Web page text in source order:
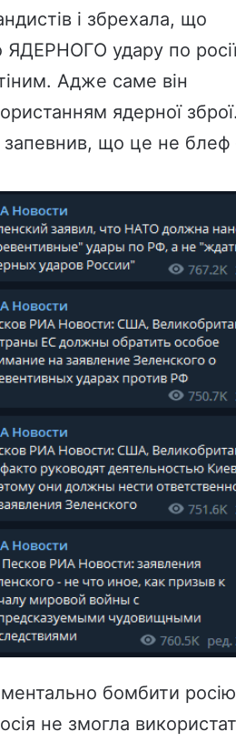
і збрехала, що
ЯДЕРНОГО удару по
Адже саме він
ядерної зброї.
запевнив, що це не блеф
бомбити
не змогла